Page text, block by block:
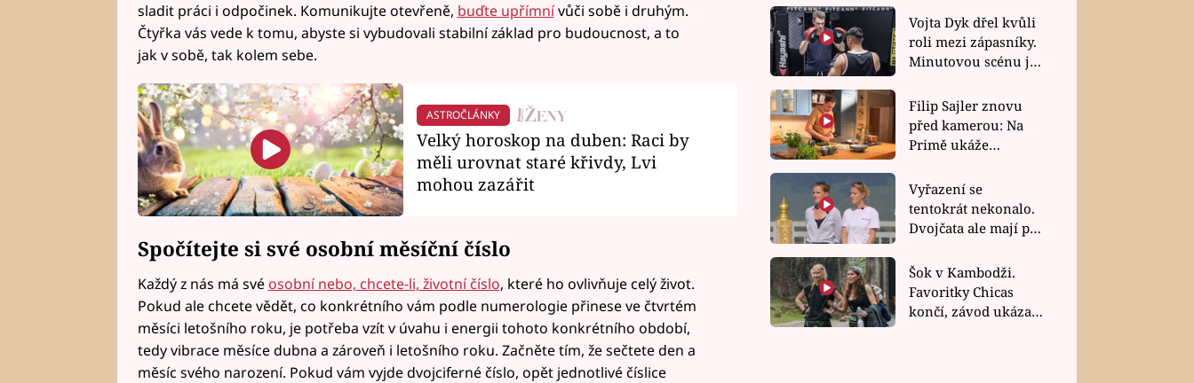
sladit práci i odpočinek. Komunikujte otevřeně, buďte upřímnívůči sobě i druhým.
Čtyřka vás vede k tomu, abyste si vybudovali stabilní základ pro budoucnost, a to
jak v sobě, tak kolem sebe.
ASTROČLÁNKY
Velký horoskop na duben: Raci by
měli urovnat staré křivdy, Lvi
mohou zazářit
Spočítejte si své osobní měsíční číslo
Každý z nás má své osobní nebo, chcete-li, životní číslo, které ho ovlivňuje celý život.
Pokud ale chcete vědět, co konkrétního vám podle numerologie přinese ve čtvrtém
měsíci letošního roku, je potřeba vzít v úvahu i energii tohoto konkrétního období,
tedy vibrace měsíce dubna a zároveň i letošního roku. Začněte tím, že sečtete den a
měsíc svého narození. Pokud vám vyjde dvojciferné číslo, opět jednotlivé číslice
Vojta Dyk dřel kvůli
roli mezi zápasníky.
Minutovou scénu jel
Filip Sajler znovu
před kamerou: Na
Primě ukáže
rychlé recepty
Vyřazení se
tentokrát nekonalo.
Dvojčata ale mají po
závodu nůž na krku
Šok v Kambodži.
Favoritky Chicas
končí, závod ukázal